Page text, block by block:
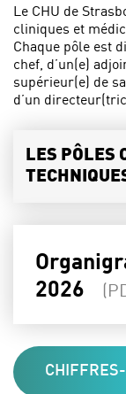
Le CHU de
cliniques et
Chaque pôle est
chef, d’un(e)
supérieur(e) de
d’un
LES PÔLES
2026